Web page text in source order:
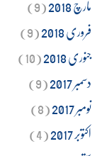
فروری 2018
(9)
جنوری 2018
(10)
دسمبر 2017
(9)
نومبر 2017
(8)
اکتوبر 2017
(4)